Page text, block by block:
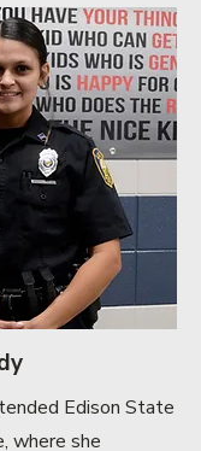
Edison State
where she